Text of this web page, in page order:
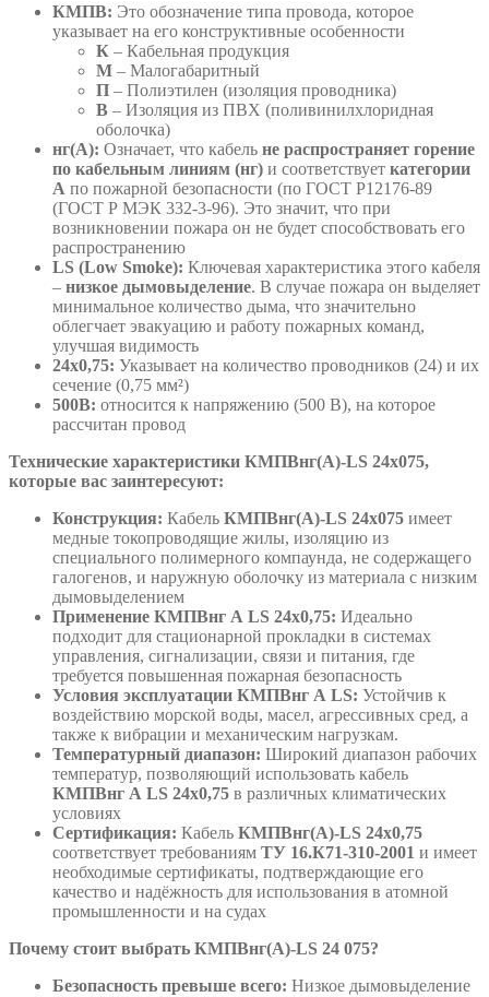
КМПВ: Это обозначение типа провода, которое
указывает на его конструктивные особенности
К – Кабельная продукция
М – Малогабаритный
П – Полиэтилен (изоляция проводника)
В – Изоляция из ПВХ (поливинилхлоридная
оболочка)
нг(А): Означает, что кабель не распространяет горение
по кабельным линиям (нг) и соответствует категории
А по пожарной безопасности (по ГОСТ Р12176-89
(ГОСТ Р МЭК 332-3-96). Это значит, что при
возникновении пожара он не будет способствовать его
распространению
LS (Low Smoke): Ключевая характеристика этого кабеля
– низкое дымовыделение. В случае пожара он выделяет
минимальное количество дыма, что значительно
облегчает эвакуацию и работу пожарных команд,
улучшая видимость
24х0,75: Указывает на количество проводников (24) и их
сечение (0,75 мм²)
500В: относится к напряжению (500 В), на которое
рассчитан провод
Технические характеристики КМПВнг(А)-LS 24х075,
которые вас заинтересуют:
Конструкция: Кабель КМПВнг(А)-LS 24х075 имеет
медные токопроводящие жилы, изоляцию из
специального полимерного компаунда, не содержащего
галогенов, и наружную оболочку из материала с низким
дымовыделением
Применение КМПВнг А LS 24х0,75: Идеально
подходит для стационарной прокладки в системах
управления, сигнализации, связи и питания, где
требуется повышенная пожарная безопасность
Условия эксплуатации КМПВнг А LS: Устойчив к
воздействию морской воды, масел, агрессивных сред, а
также к вибрации и механическим нагрузкам.
Температурный диапазон: Широкий диапазон рабочих
температур, позволяющий использовать кабель
КМПВнг А LS 24х0,75 в различных климатических
условиях
Сертификация: Кабель КМПВнг(А)-LS 24х0,75
соответствует требованиям ТУ 16.К71-310-2001 и имеет
необходимые сертификаты, подтверждающие его
качество и надёжность для использования в атомной
промышленности и на судах
Почему стоит выбрать КМПВнг(А)-LS 24 075?
Безопасность превыше всего: Низкое дымовыделение